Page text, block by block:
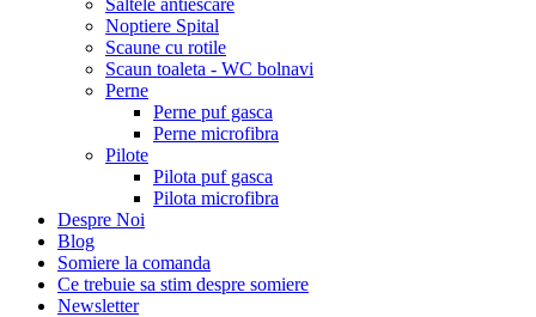
Noptiere Spital
Scaune cu rotile
Scaun toaleta - WC bolnavi
Perne
Perne puf gasca
Perne microfibra
Pilote
Pilota puf gasca
Pilota microfibra
Despre Noi
Blog
Somiere la comanda
Ce trebuie sa stim despre somiere
Newsletter